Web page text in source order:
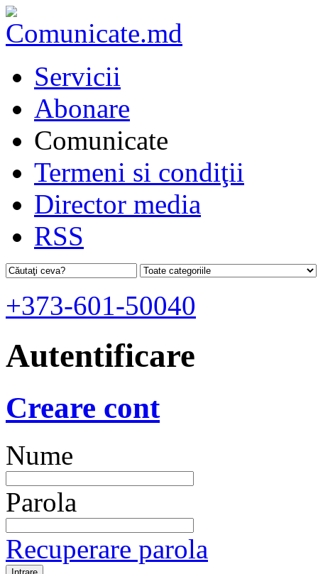
Servicii
Abonare
Comunicate
Termeni si condiţii
Director media
RSS
+373-601-50040
Autentificare
Creare cont
Nume
Parola
Recuperare parola